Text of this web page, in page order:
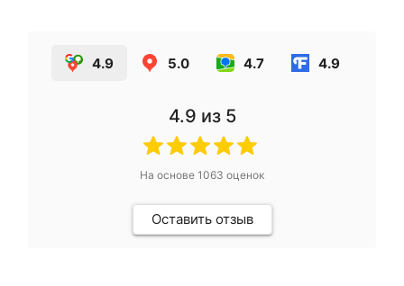
4.9 5.0 4.7 4.9
4.9 из 5
На основе 1063 оценок
Оставить отзыв